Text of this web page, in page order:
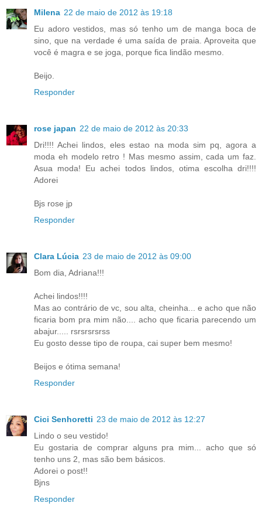
Milena 22 de maio de 2012 às 19:18
Eu adoro vestidos, mas só tenho um de manga boca de
sino, que na verdade é uma saída de praia. Aproveita que
você é magra e se joga, porque fica lindão mesmo.
Beijo.
Responder
rose japan 22 de maio de 2012 às 20:33
Dri!!!! Achei lindos, eles estao na moda sim pq, agora a
moda eh modelo retro ! Mas mesmo assim, cada um faz.
Asua moda! Eu achei todos lindos, otima escolha dri!!!!
Adorei
Bjs rose jp
Responder
Clara Lúcia 23 de maio de 2012 às 09:00
Bom dia, Adriana!!!
Achei lindos!!!!
Mas ao contrário de vc, sou alta, cheinha... e acho que não
ficaria bom pra mim não.... acho que ficaria parecendo um
abajur..... rsrsrsrsrss
Eu gosto desse tipo de roupa, cai super bem mesmo!
Beijos e ótima semana!
Responder
Cici Senhoretti 23 de maio de 2012 às 12:27
Lindo o seu vestido!
Eu gostaria de comprar alguns pra mim... acho que só
tenho uns 2, mas são bem básicos.
Adorei o post!!
Bjns
Responder